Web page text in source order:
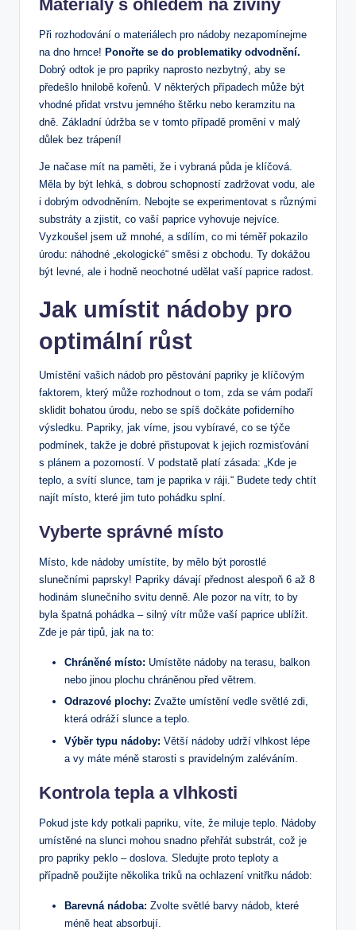
Materiály s ohledem na živiny
Při rozhodování o materiálech pro nádoby nezapomínejme
na dno hrnce! Ponořte se do problematiky odvodnění.
Dobrý odtok je pro papriky naprosto nezbytný, aby se
předešlo hnilobě kořenů. V některých případech může být
vhodné přidat vrstvu jemného štěrku nebo keramzitu na
dně. Základní údržba se v tomto případě promění v malý
důlek bez trápení!
Je načase mít na paměti, že i vybraná půda je klíčová.
Měla by být lehká, s dobrou schopností zadržovat vodu, ale
i dobrým odvodněním. Nebojte se experimentovat s různými
substráty a zjistit, co vaší paprice vyhovuje nejvíce.
Vyzkoušel jsem už mnohé, a sdílím, co mi téměř pokazilo
úrodu: náhodné „ekologické“ směsi z obchodu. Ty dokážou
být levné, ale i hodně neochotné udělat vaší paprice radost.
Jak umístit nádoby pro
optimální růst
Umístění vašich nádob pro pěstování papriky je klíčovým
faktorem, který může rozhodnout o tom, zda se vám podaří
sklidit bohatou úrodu, nebo se spíš dočkáte pofiderního
výsledku. Papriky, jak víme, jsou vybíravé, co se týče
podmínek, takže je dobré přistupovat k jejich rozmisťování
s plánem a pozorností. V podstatě platí zásada: „Kde je
teplo, a svítí slunce, tam je paprika v ráji.“ Budete tedy chtít
najít místo, které jim tuto pohádku splní.
Vyberte správné místo
Místo, kde nádoby umístíte, by mělo být porostlé
slunečními paprsky! Papriky dávají přednost alespoň 6 až 8
hodinám slunečního svitu denně. Ale pozor na vítr, to by
byla špatná pohádka – silný vítr může vaší paprice ublížit.
Zde je pár tipů, jak na to:
Chráněné místo: Umístěte nádoby na terasu, balkon
nebo jinou plochu chráněnou před větrem.
Odrazové plochy: Zvažte umístění vedle světlé zdi,
která odráží slunce a teplo.
Výběr typu nádoby: Větší nádoby udrží vlhkost lépe
a vy máte méně starosti s pravidelným zaléváním.
Kontrola tepla a vlhkosti
Pokud jste kdy potkali papriku, víte, že miluje teplo. Nádoby
umístěné na slunci mohou snadno přehřát substrát, což je
pro papriky peklo – doslova. Sledujte proto teploty a
případně použijte několika triků na ochlazení vnitřku nádob:
Barevná nádoba: Zvolte světlé barvy nádob, které
méně heat absorbují.